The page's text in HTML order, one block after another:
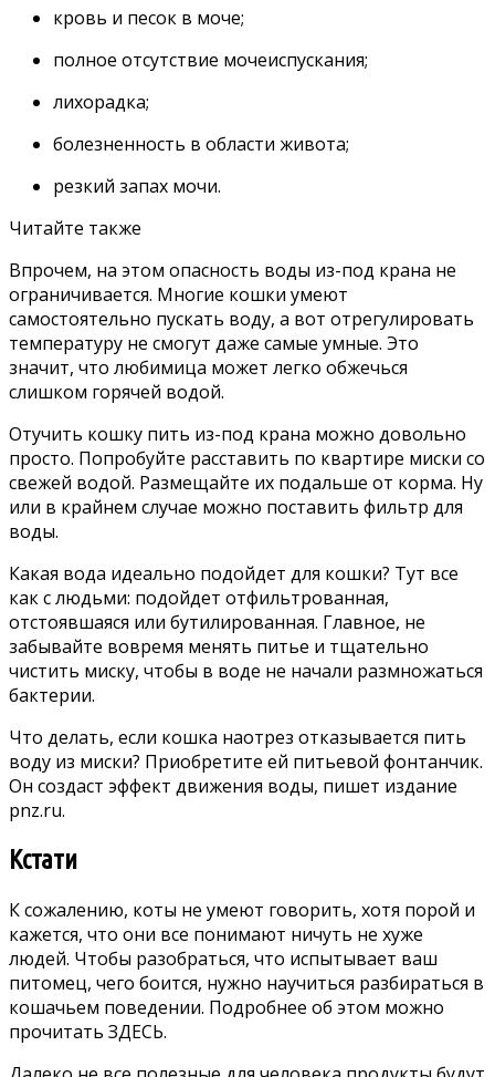
кровь и песок в моче;
полное отсутствие мочеиспускания;
лихорадка;
болезненность в области живота;
резкий запах мочи.
Читайте также
Впрочем, на этом опасность воды из-под крана не
ограничивается. Многие кошки умеют
самостоятельно пускать воду, а вот отрегулировать
температуру не смогут даже самые умные. Это
значит, что любимица может легко обжечься
слишком горячей водой.
Отучить кошку пить из-под крана можно довольно
просто. Попробуйте расставить по квартире миски со
свежей водой. Размещайте их подальше от корма. Ну
или в крайнем случае можно поставить фильтр для
воды.
Какая вода идеально подойдет для кошки? Тут все
как с людьми: подойдет отфильтрованная,
отстоявшаяся или бутилированная. Главное, не
забывайте вовремя менять питье и тщательно
чистить миску, чтобы в воде не начали размножаться
бактерии.
Что делать, если кошка наотрез отказывается пить
воду из миски? Приобретите ей питьевой фонтанчик.
Он создаст эффект движения воды, пишет издание
pnz.ru.
Кстати
К сожалению, коты не умеют говорить, хотя порой и
кажется, что они все понимают ничуть не хуже
людей. Чтобы разобраться, что испытывает ваш
питомец, чего боится, нужно научиться разбираться в
кошачьем поведении. Подробнее об этом можно
прочитать ЗДЕСЬ.